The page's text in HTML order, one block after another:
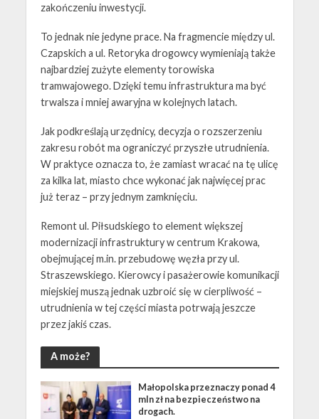
zakończeniu inwestycji.
To jednak nie jedyne prace. Na fragmencie między ul.
Czapskich a ul. Retoryka drogowcy wymieniają także
najbardziej zużyte elementy torowiska
tramwajowego. Dzięki temu infrastruktura ma być
trwalsza i mniej awaryjna w kolejnych latach.
Jak podkreślają urzędnicy, decyzja o rozszerzeniu
zakresu robót ma ograniczyć przyszłe utrudnienia.
W praktyce oznacza to, że zamiast wracać na tę ulicę
za kilka lat, miasto chce wykonać jak najwięcej prac
już teraz – przy jednym zamknięciu.
Remont ul. Piłsudskiego to element większej
modernizacji infrastruktury w centrum Krakowa,
obejmującej m.in. przebudowę węzła przy ul.
Straszewskiego. Kierowcy i pasażerowie komunikacji
miejskiej muszą jednak uzbroić się w cierpliwość –
utrudnienia w tej części miasta potrwają jeszcze
przez jakiś czas.
A może?
Małopolska przeznaczy ponad 4
mln zł na bezpieczeństwo na
drogach.